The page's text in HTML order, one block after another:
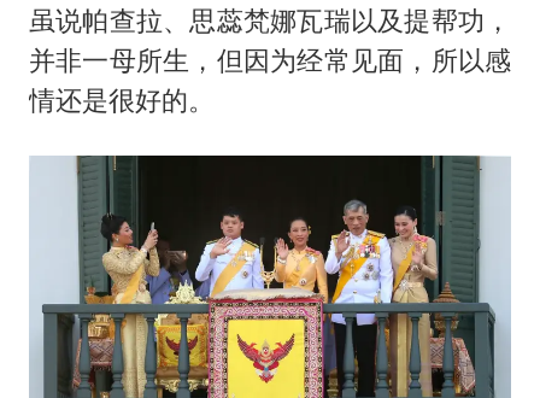
虽说帕查拉、思蕊梵娜瓦瑞以及提帮功，
并非一母所生，但因为经常见面，所以感
情还是很好的。